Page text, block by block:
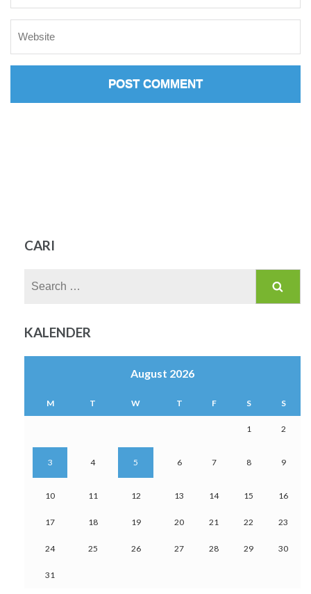
CARI
KALENDER
August 2026
M T W T F S S
1 2
3 4 5 6 7 8 9
10 11 12 13 14 15 16
17 18 19 20 21 22 23
24 25 26 27 28 29 30
31